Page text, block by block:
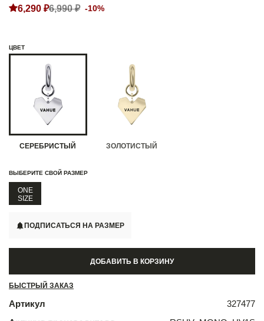
6,290 ₽6,990 ₽ -10%
ЦВЕТ
СЕРЕБРИСТЫЙ ЗОЛОТИСТЫЙ
ВЫБЕРИТЕ СВОЙ РАЗМЕР
ONE
SIZE
ПОДПИСАТЬСЯ НА РАЗМЕР
ДОБАВИТЬ В КОРЗИНУ
БЫСТРЫЙ ЗАКАЗ
Артикул
327477